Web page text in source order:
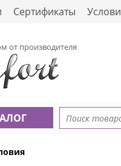
Сертификаты
от производителя